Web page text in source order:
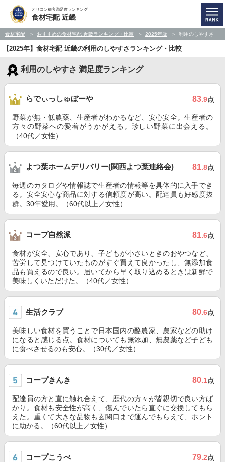
オリコン顧客満足度ランキング
食材宅配 近畿
食材宅配 おすすめの食材宅配 近畿ランキング・比較 2025年版 利用のしやすさ
【2025年】食材宅配 近畿の利用のしやすさランキング・比較
利用のしやすさ 満足度ランキング
らでぃっしゅぼーや 83.9点
野菜が無・低農薬、生産者がわかるなど、安心安全。生産者の
方々の野菜への愛着がうかがえる。珍しい野菜に出会える。
（40代／女性）
よつ葉ホームデリバリー(関西よつ葉連絡会) 81.8点
毎週のカタログや情報誌で生産者の情報等を具体的に入手でき
る。安全安心な商品に対する信頼度が高い。配達員も好感度抜
群。30年愛用。（60代以上／女性）
コープ自然派 81.6点
食材が安全、安心であり、子どもが小さいときのおやつなど、
苦労して見つけていたものがすぐ買えて良かったし、無添加食
品も買えるので良い。届いてから早く取り込めるときは新鮮で
美味しくいただけた。（40代／女性）
生活クラブ 80.6点
美味しい食材を買うことで日本国内の酪農家、農家などの助け
になると感じる点。食材についても無添加、無農薬など子ども
に食べさせるのも安心。（30代／女性）
コープきんき 80.1点
配達員の方と直に触れ合えて、歴代の方々が皆親切で良い方ば
かり。食材も安全性が高く、傷んでいたら直ぐに交換してもら
えた。重くて大きな品物も玄関口まで運んでもらえて、ホント
に助かる。（60代以上／女性）
コープこうべ 79.2点